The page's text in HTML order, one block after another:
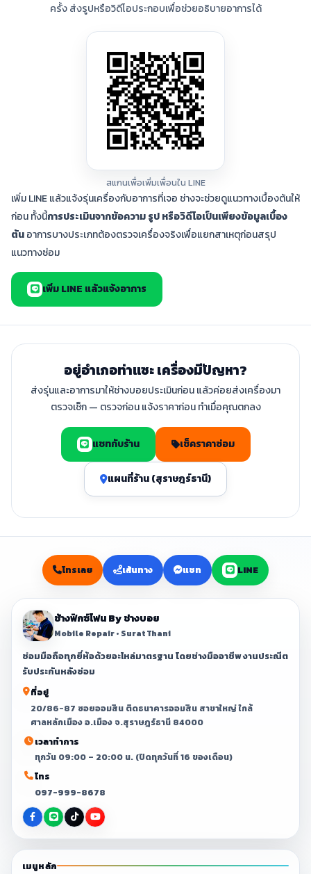
ครั้ง ส่งรูปหรือวิดีโอประกอบเพื่อช่วยอธิบายอาการได้
สแกนเพื่อเพิ่มเพื่อนใน LINE
เพิ่ม LINE แล้วแจ้งรุ่นเครื่องกับอาการที่เจอ ช่างจะช่วยดูแนวทางเบื้องต้นให้
ก่อน ทั้งนี้การประเมินจากข้อความ รูป หรือวิดีโอเป็นเพียงข้อมูลเบื้อง
ต้นอาการบางประเภทต้องตรวจเครื่องจริงเพื่อแยกสาเหตุก่อนสรุป
แนวทางซ่อม
เพิ่ม LINE แล้วแจ้งอาการ
อยู่อำเภอท่าแซะ เครื่องมีปัญหา?
ส่งรุ่นและอาการมาให้ช่างบอยประเมินก่อน แล้วค่อยส่งเครื่องมา
ตรวจเช็ก — ตรวจก่อน แจ้งราคาก่อน ทำเมื่อคุณตกลง
แชทกับร้าน เช็คราคาซ่อม
แผนที่ร้าน (สุราษฎร์ธานี)
โทรเลย เส้นทาง แชท LINE
ช้างฟิกซ์โฟน By ช่างบอย
Mobile Repair • Surat Thani
ซ่อมมือถือทุกยี่ห้อด้วยอะไหล่มาตรฐาน โดยช่างมืออาชีพ งานประณีต
รับประกันหลังซ่อม
ที่อยู่
20/86-87 ซอยออมสิน ติดธนาคารออมสิน สาขาใหญ่ ใกล้
ศาลหลักเมือง อ.เมือง จ.สุราษฎร์ธานี 84000
เวลาทำการ
ทุกวัน 09:00 – 20:00 น. (ปิดทุกวันที่ 16 ของเดือน)
โทร
097-999-8678
เมนูหลัก